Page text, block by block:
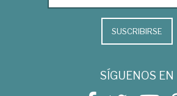
SUSCRIBIRSE
SÍGUENOS EN